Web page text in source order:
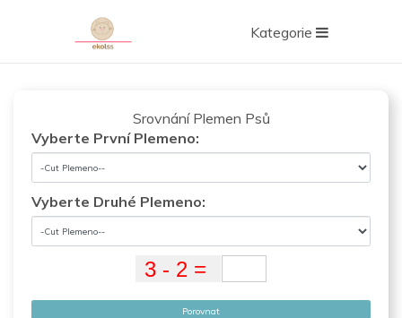
Kategorie
Srovnání Plemen Psů
Vyberte První Plemeno:
Vyberte Druhé Plemeno:
Porovnat